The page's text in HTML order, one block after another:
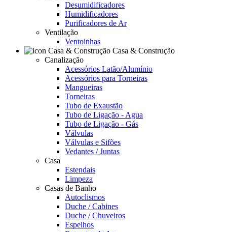
Desumidificadores
Humidificadores
Purificadores de Ar
Ventilação
Ventoinhas
Casa & Construção
Canalização
Acessórios Latão/Alumínio
Acessórios para Torneiras
Mangueiras
Torneiras
Tubo de Exaustão
Tubo de Ligação - Agua
Tubo de Ligação - Gás
Válvulas
Válvulas e Sifões
Vedantes / Juntas
Casa
Estendais
Limpeza
Casas de Banho
Autoclismos
Duche / Cabines
Duche / Chuveiros
Espelhos